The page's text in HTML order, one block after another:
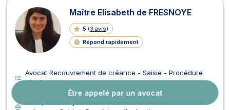
Être appelé par un avocat
Maître Elisabeth de FRESNOYE
5 (3 avis)
Répond rapidement
Avocat Recouvrement de créance - Saisie - Procédure
d’exécution Terssac
15 ans d’expérience